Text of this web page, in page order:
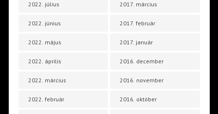
2022. július
2022. június
2022. május
2022. április
2022. március
2022. február
2017. március
2017. február
2017. január
2016. december
2016. november
2016. október